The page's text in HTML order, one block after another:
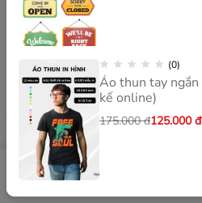
Sản phẩm
(0)
Áo thun tay
kế online)
175.000đ125.000đ